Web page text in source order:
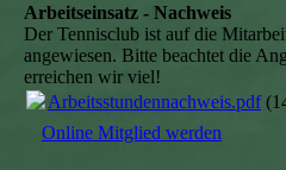
Arbeitseinsatz - Nachweis
Der Tennisclub ist auf die
angewiesen. Bitte beachtet die
erreichen wir viel!
Arbeitsstundennachweis.pdf
Online Mitglied werden